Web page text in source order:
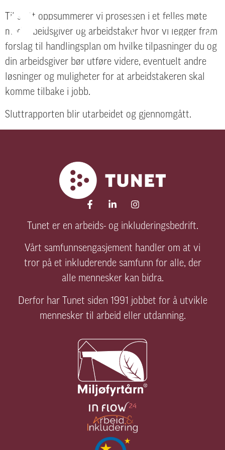
Til slutt oppsummerer vi prosessen i et felles møte
med arbeidsgiver og arbeidstaker hvor vi legger fram
forslag til handlingsplan om hvilke tilpasninger du og
din arbeidsgiver bør utføre videre, eventuelt andre
løsninger og muligheter for at arbeidstakeren skal
komme tilbake i jobb.
Sluttrapporten blir utarbeidet og gjennomgått.
Tunet er en arbeids- og inkluderingsbedrift.
Vårt samfunnsengasjement handler om at vi
tror på et inkluderende samfunn for alle, der
alle mennesker kan bidra.
Derfor har Tunet siden 1991 jobbet for å utvikle
mennesker til arbeid eller utdanning.